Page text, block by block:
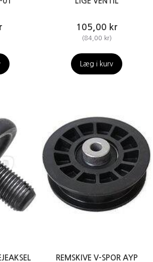
105,00 kr
(84,00 kr)
Læg i kurv
REMSKIVE V-SPOR AYP